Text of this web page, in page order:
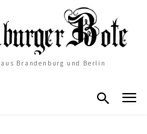
Brandenburg und Berlin